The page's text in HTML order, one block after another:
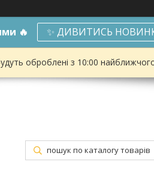
🔥 ✨ ДИВИТИСЬ
оброблені з 10:00